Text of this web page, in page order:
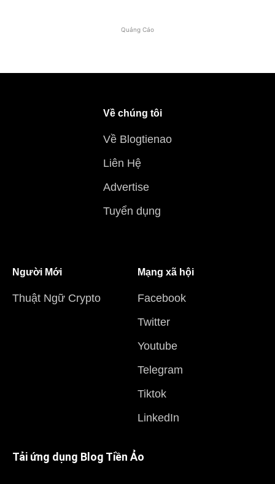
Quảng Cáo
Về chúng tôi
Về Blogtienao
Liên Hệ
Advertise
Tuyển dụng
Người Mới
Thuật Ngữ Crypto
Mạng xã hội
Facebook
Twitter
Youtube
Telegram
Tiktok
LinkedIn
Tải ứng dụng Blog Tiền Ảo